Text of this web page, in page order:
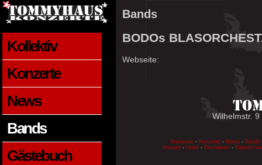
Kollektiv
Konzerte
News
Bands
Gästebuch
Bands
BODOs
Webseite:
Wilhelmstr.
Startseite - Konzerte - News - Bands
Anreise - Links - Disclaimer -